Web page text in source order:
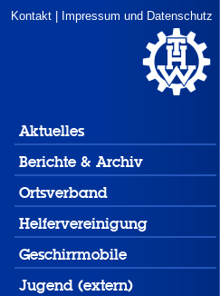
Kontakt Impressum und Datenschutz
Aktuelles
Berichte & Archiv
Ortsverband
Helfervereinigung
Geschirrmobile
Jugend (extern)